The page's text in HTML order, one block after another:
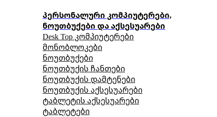
პერსონალური კომპიუტერები,
ნოუთბუქები და აქსესუარები
Desk Top კომპიუტერები
მონობლოკები
ნოუთბუქები
ნოუთბუქის ჩანთები
ნოუთბუქის დამტენები
ნოუთბუქის აქსესუარები
ტაბლეტის აქსესუარები
ტაბლეტები